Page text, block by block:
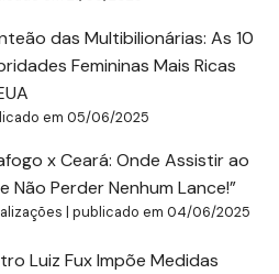
das Multibilionárias: As 10
Femininas Mais Ricas
em 05/06/2025
x Ceará: Onde Assistir ao
Não Perder Nenhum Lance!”
|publicado em 04/06/2025
Luiz Fux Impõe Medidas